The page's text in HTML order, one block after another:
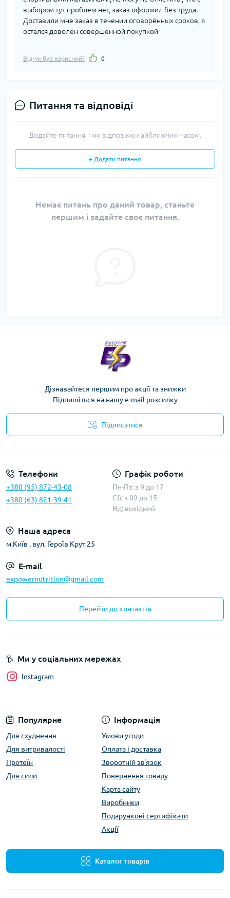
выбором тут проблем нет, заказ оформил без труда.
Доставили мне заказ в течении оговорённых сроков, я
остался доволен совершенной покупкой
Відгук був корисний? 0
Питання та відповіді
Додайте питання, і ми відповімо найближчим часом.
+ Додати питання
Немає питань про даний товар, станьте
першим і задайте своє питання.
Дізнавайтеся першим про акції та знижки
Підпишіться на нашу e-mail розсилку
Підписатися
Телефони
+380 (95) 872-43-08
+380 (63) 821-39-41
Графік роботи
Пн-Пт: з 9 до 17
Сб: з 09 до 15
Нд: вихідний
Наша адреса
м.Київ , вул. Героїв Крут 25
E-mail
expowernutrition@gmail.com
Перейти до контактів
Популярне
Для схуднення
Для витривалості
Протеїн
Для сили
Інформація
Умови угоди
Оплата і доставка
Зворотній зв'язок
Повернення товару
Карта сайту
Виробники
Подарункові сертифікати
Акції
Каталог товарів
Ми у соціальних мережах
Instagram